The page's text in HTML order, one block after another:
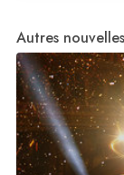
Autres nouvelles